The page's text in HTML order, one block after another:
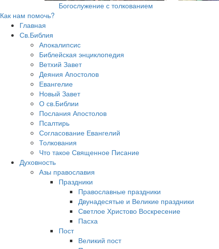
Богослужение с толкованием
Как нам помочь?
Главная
Св.Библия
Апокалипсис
Библейская энциклопедия
Ветхий Завет
Деяния Апостолов
Евангелие
Новый Завет
О св.Библии
Послания Апостолов
Псалтирь
Согласование Евангелий
Толкования
Что такое Священное Писание
Духовность
Азы православия
Праздники
Православные праздники
Двунадесятые и Великие праздники
Светлое Христово Воскресение
Пасха
Пост
Великий пост